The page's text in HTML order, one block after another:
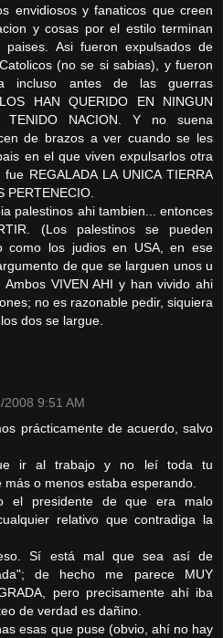
envidiosos y fanaticos que creen
y cosas por el estilo terminan
paises. Asi fueron expulsados de
(no se si sabias), y fueron
incluso antes de las guerras
HAN QUERIDO EN NINGUN
TENIDO NACION. Y no suena
de brazos a ver cuando se les
en el que viven expulsarlos otra
REGALADA LA UNICA TIERRA
PERTENECIO.
palestinos ahi tambien... entonces
(Los palestinos se pueden
como los judios en USA, en ese
de que se larguen unos u
VIVEN AHI y han vivido ahi
no es razonable pedir, siquiera
dos se largue.
2008 9:51 AM
prácticamente de acuerdo, salvo
ir al trabajo y no leí toda tu
o menos estaba esperando.
el presidente de que era malo
relativo que contradiga la
Sí está mal que sea así de
de hecho me parece MUY
pero precisamente ahí iba
de verdad es dañino.
esas que puse (obvio, ahí no hay